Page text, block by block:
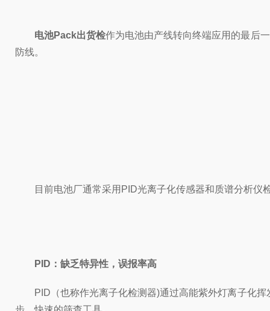
电池Pack出货检作为电池由产线转向终端应用的最后
防线。
目前电池厂通常采用PID光离子化传感器和质谱分析仪
PID：缺乏特异性，误报率高
PID（也称作光离子化检测器)通过高能紫外灯离子化